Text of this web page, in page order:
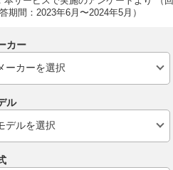
答期間：2023年6月〜2024年5月）
カー
ル